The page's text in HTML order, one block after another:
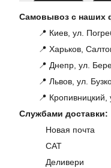
Самовывоз с наших
📍 Киев, ул.
📍 Харьков,
📍 Днепр, ул.
📍 Львов, ул.
📍 Кропивницкий,
Службами доставки:
Новая почта
САТ
Деливери